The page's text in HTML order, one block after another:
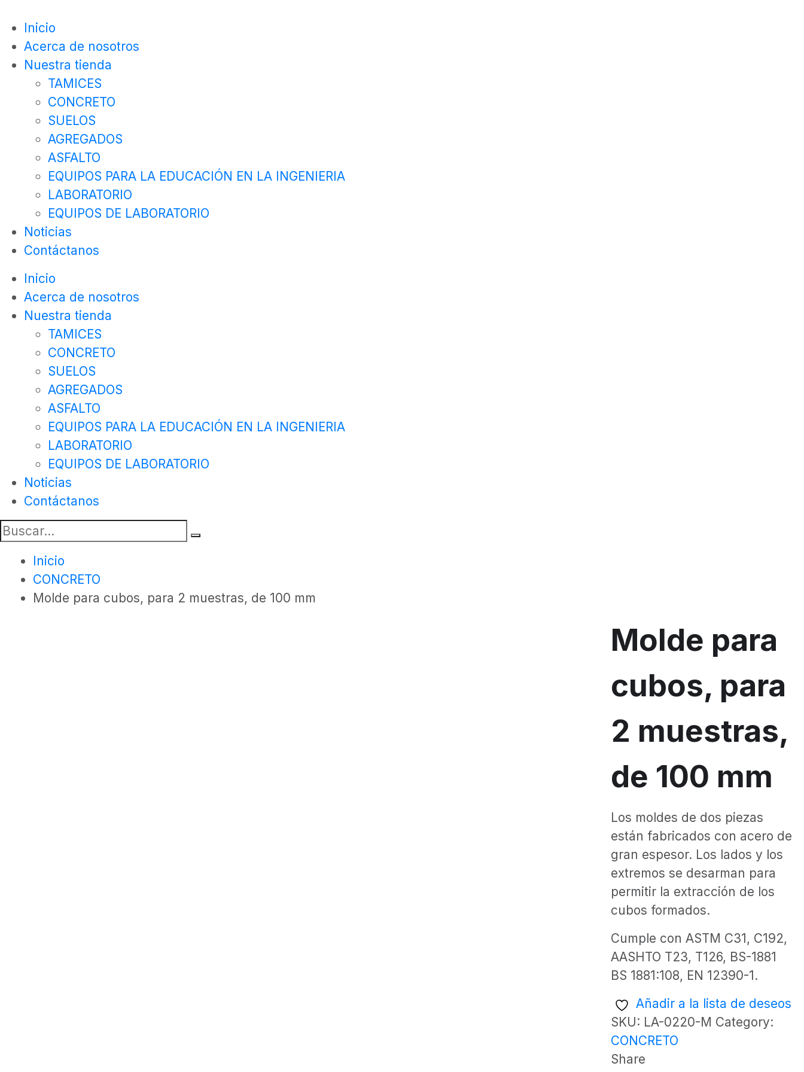
Inicio
Acerca de nosotros
Nuestra tienda
TAMICES
CONCRETO
SUELOS
AGREGADOS
ASFALTO
EQUIPOS PARA LA EDUCACIÓN EN LA INGENIERIA
LABORATORIO
EQUIPOS DE LABORATORIO
Noticias
Contáctanos
Inicio
Acerca de nosotros
Nuestra tienda
TAMICES
CONCRETO
SUELOS
AGREGADOS
ASFALTO
EQUIPOS PARA LA EDUCACIÓN EN LA INGENIERIA
LABORATORIO
EQUIPOS DE LABORATORIO
Noticias
Contáctanos
Inicio
CONCRETO
Molde para cubos, para 2 muestras, de 100 mm
Molde para
cubos, para
2 muestras,
de 100 mm
Los moldes de dos piezas
están fabricados con acero de
gran espesor. Los lados y los
extremos se desarman para
permitir la extracción de los
cubos formados.
Cumple con ASTM C31, C192,
AASHTO T23, T126, BS-1881
BS 1881:108, EN 12390-1.
Añadir a la lista de deseos
SKU: LA-0220-M Category:
CONCRETO
Share